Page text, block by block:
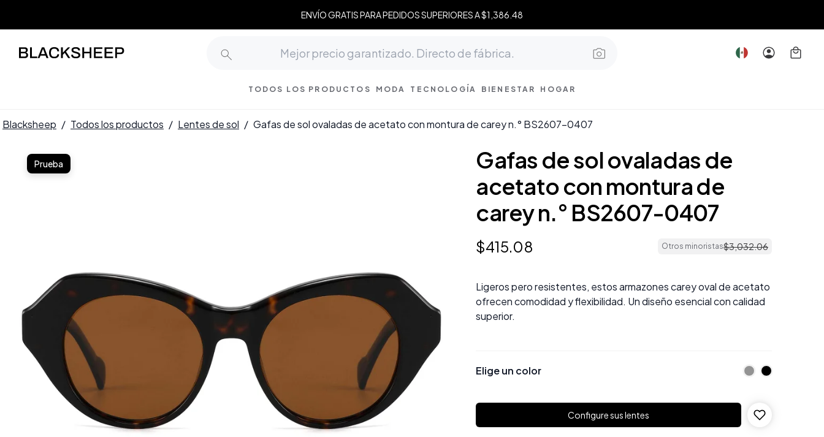
ENVÍO GRATIS PARA PEDIDOS SUPERIORES A $1,386.48
TODOS LOS PRODUCTOS MODA TECNOLOGÍA BIENESTAR HOGAR
Blacksheep / Todos los productos / Lentes de sol / Gafas de sol ovaladas de acetato con montura de carey n.° BS2607-0407
Prueba
Gafas de sol ovaladas de
acetato con montura de
carey n.° BS2607-0407
$415.08 Otros minoristas$3,032.06
Ligeros pero resistentes, estos armazones carey oval de acetato
ofrecen comodidad y flexibilidad. Un diseño esencial con calidad
superior.
Elige un color
Configure sus lentes